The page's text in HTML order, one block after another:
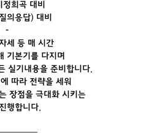
희곡 대비
의응답) 대비
-
세 등 매 시간
기본기를 다지며
실기내용을 준비합니다.
따라 전략을 세워
장점을 극대화 시키는
행합니다.